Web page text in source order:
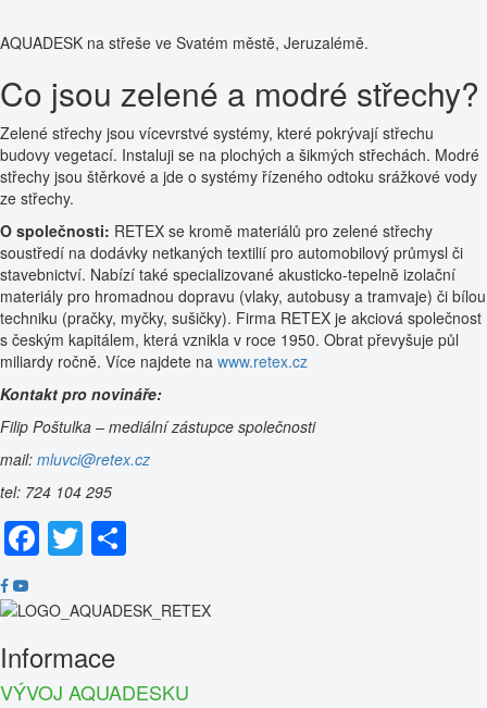
AQUADESK na střeše ve Svatém městě, Jeruzalémě.
Co jsou zelené a modré střechy?
Zelené střechy jsou vícevrstvé systémy, které pokrývají střechu
budovy vegetací. Instaluji se na plochých a šikmých střechách. Modré
střechy jsou štěrkové a jde o systémy řízeného odtoku srážkové vody
ze střechy.
O společnosti: RETEX se kromě materiálů pro zelené střechy
soustředí na dodávky netkaných textilií pro automobilový průmysl či
stavebnictví. Nabízí také specializované akusticko-tepelně izolační
materiály pro hromadnou dopravu (vlaky, autobusy a tramvaje) či bílou
techniku (pračky, myčky, sušičky). Firma RETEX je akciová společnost
s českým kapitálem, která vznikla v roce 1950. Obrat převyšuje půl
miliardy ročně. Více najdete na www.retex.cz
Kontakt pro novináře:
Filip Poštulka – mediální zástupce společnosti
mail: mluvci@retex.cz
tel: 724 104 295
Facebook
Twitter
Informace
VÝVOJ AQUADESKU